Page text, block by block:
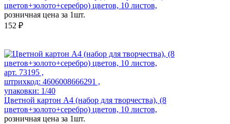
цветов+золото+серебро) цветов, 10 листов,
розничная цена за 1шт.
152 ₽
арт. 73195 ,
штрихкод: 4606008666291 ,
упаковки: 1/40
Цветной картон А4 (набор для творчества), (8
цветов+золото+серебро) цветов, 10 листов,
розничная цена за 1шт.